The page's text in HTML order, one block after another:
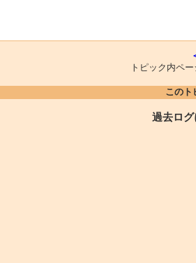
トピック内ペ
このト
過去ロ